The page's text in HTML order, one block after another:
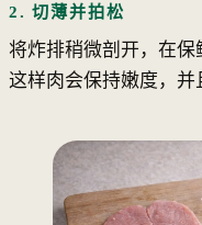
2. 切薄并拍松
将炸排稍微剖开，在保
这样肉会保持嫩度，并